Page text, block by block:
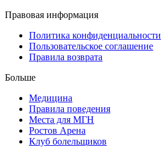
Правовая информация
Политика конфиденциальности
Пользовательское соглашение
Правила возврата
Больше
Медицина
Правила поведения
Места для МГН
Ростов Арена
Клуб болельщиков